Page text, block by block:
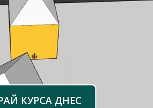
КУРСА ДНЕС